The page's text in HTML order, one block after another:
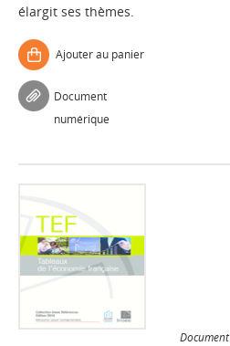
élargit ses thèmes.
Ajouter au panier
Document
numérique
Document